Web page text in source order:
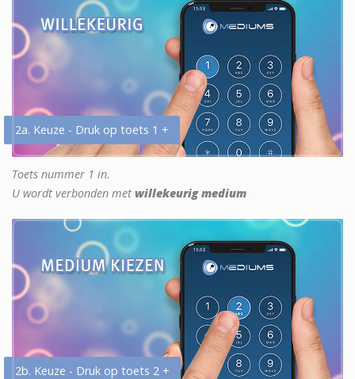
2a. Keuze - Druk op toets 1 +
Toets nummer 1 in.
U wordt verbonden met willekeurig medium
2b. Keuze - Druk op toets 2 +